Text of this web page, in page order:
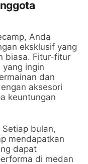
Anda
eksklusif yang
biasa. Fitur-fitur
ingin
dan
aksesori
keuntungan
Setiap bulan,
mendapatkan
dapat
di medan